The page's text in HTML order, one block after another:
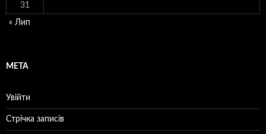
31
« Лип
МЕТА
Увійти
Стрічка записів